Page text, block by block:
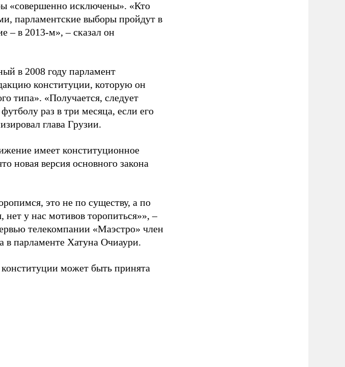
«совершенно исключены». «Кто
парламентские выборы пройдут в
–в 2013-м»,–сказал он
в 2008 году парламент
конституции, которую он
типа». «Получается, следует
раз в три месяца, если его
глава Грузии.
имеет конституционное
новая версия основного закона
это не по существу, а по
у нас мотивов торопиться»»,–
телекомпании «Маэстро» член
в парламенте Хатуна Очиаури.
может быть принята